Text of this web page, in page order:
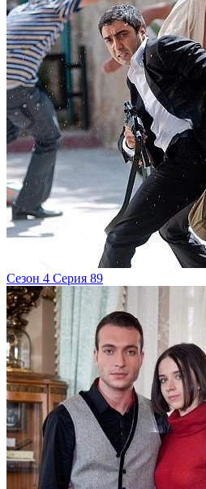
Сезон 4 Серия 89